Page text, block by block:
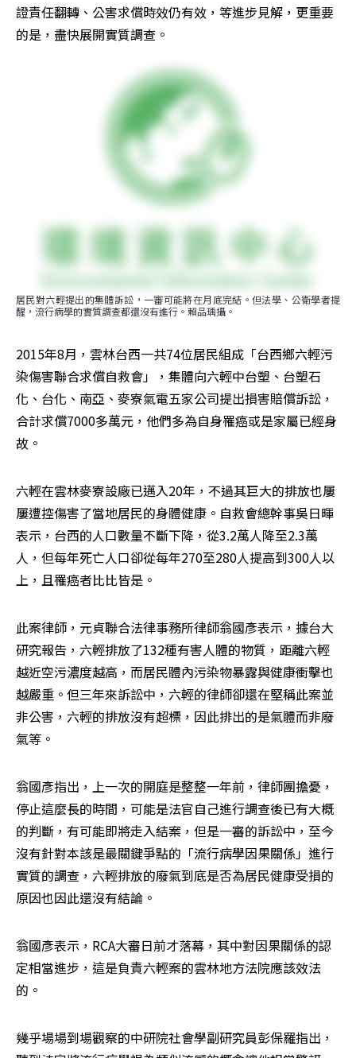
證責任翻轉、公害求償時效仍有效，等進步見解，更重要
的是，盡快展開實質調查。
居民對六輕提出的集體訴訟，一審可能將在月底完結。但法學、公衛學者提
醒，流行病學的實質調查都還沒有進行。賴品瑀攝。
2015年8月，雲林台西一共74位居民組成「台西鄉六輕污
染傷害聯合求償自救會」，集體向六輕中台塑、台塑石
化、台化、南亞、麥寮氣電五家公司提出損害賠償訴訟，
合計求償7000多萬元，他們多為自身罹癌或是家屬已經身
故。
六輕在雲林麥寮設廠已邁入20年，不過其巨大的排放也屢
屢遭控傷害了當地居民的身體健康。自救會總幹事吳日暉
表示，台西的人口數量不斷下降，從3.2萬人降至2.3萬
人，但每年死亡人口卻從每年270至280人提高到300人以
上，且罹癌者比比皆是。
此案律師，元貞聯合法律事務所律師翁國彥表示，據台大
研究報告，六輕排放了132種有害人體的物質，距離六輕
越近空污濃度越高，而居民體內污染物暴露與健康衝擊也
越嚴重。但三年來訴訟中，六輕的律師卻還在堅稱此案並
非公害，六輕的排放沒有超標，因此排出的是氣體而非廢
氣等。
翁國彥指出，上一次的開庭是整整一年前，律師團擔憂，
停止這麼長的時間，可能是法官自己進行調查後已有大概
的判斷，有可能即將走入結案，但是一審的訴訟中，至今
沒有針對本該是最關鍵爭點的「流行病學因果關係」進行
實質的調查，六輕排放的廢氣到底是否為居民健康受損的
原因也因此還沒有結論。
翁國彥表示，RCA大審日前才落幕，其中對因果關係的認
定相當進步，這是負責六輕案的雲林地方法院應該效法
的。
幾乎場場到場觀察的中研院社會學副研究員彭保羅指出，